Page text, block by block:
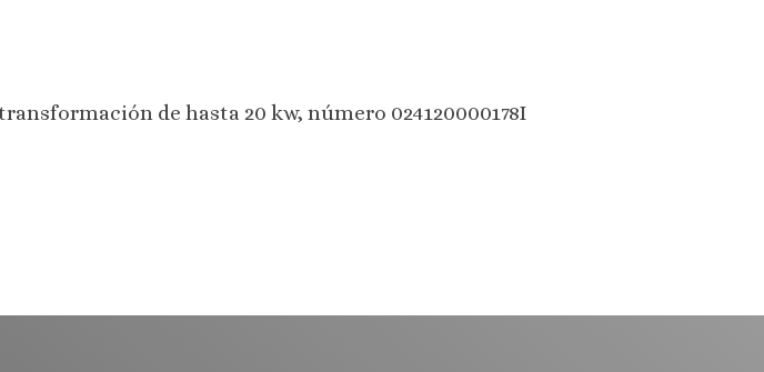
de hasta 20 kw, número 024120000178I